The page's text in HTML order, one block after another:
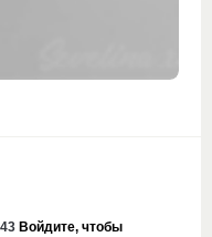
Войдите, чтобы